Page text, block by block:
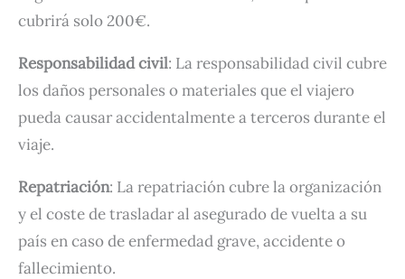
cubrirá solo 200€.
Responsabilidad civil: La responsabilidad civil cubre
los daños personales o materiales que el viajero
pueda causar accidentalmente a terceros durante el
viaje.
Repatriación: La repatriación cubre la organización
y el coste de trasladar al asegurado de vuelta a su
país en caso de enfermedad grave, accidente o
fallecimiento.